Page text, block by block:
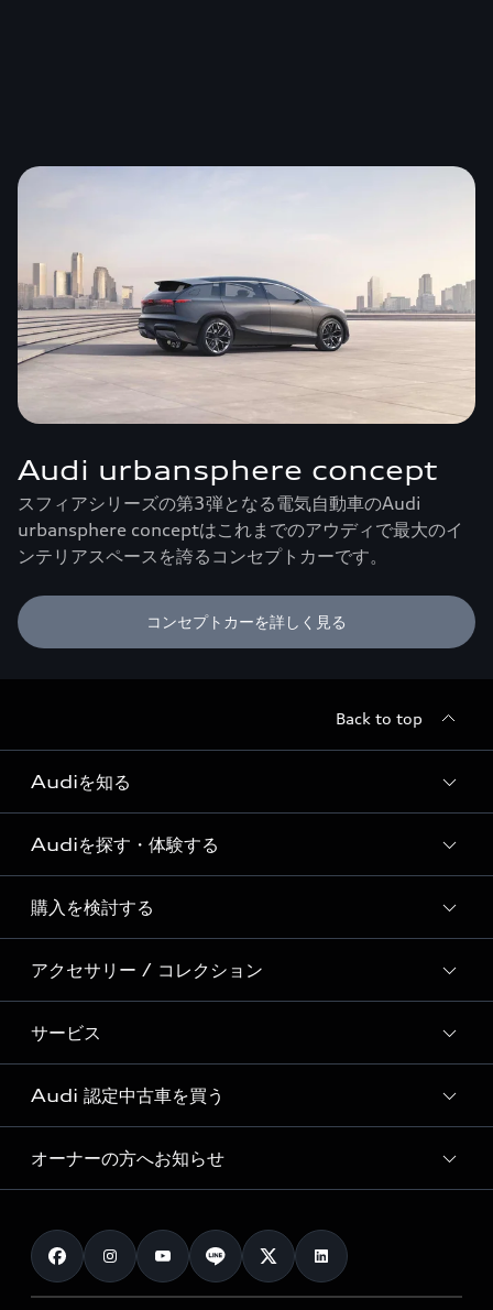
Audi urbansphere concept
スフィアシリーズの第3弾となる電気自動車のAudi
urbansphere conceptはこれまでのアウディで最大のイ
ンテリアスペースを誇るコンセプトカーです。
コンセプトカーを詳しく見る
Back to top
Audiを知る
Audi ブランド
Story of Progress
Audi Sport
Formula 1®
デジタルサービス
Audiを探す・体験する
ディーラー検索
新車在庫検索
試乗車・展示車検索
見積り依頼
試乗予約
購入を検討する
モデル一覧
特別仕様モデル / 限定モデル
e-tronラインアップ
価格シミュレーション
車両比較
カタログ一覧
アクセサリー / コレクション
純正アクセサリー
オンラインショップ
Audi collection
アウディナビアプリ
サービス
サービス入庫予約
サービスプログラム
メンテナンス
車検 / 定期点検
e-tronアフターサポート
Audi 認定中古車を買う
Audi認定中古車
クオリティ
保証
オーナーの方へお知らせ
お知らせ
オーナー様向けキャンペーン